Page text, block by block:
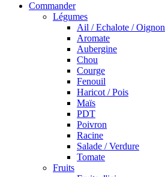
Commander
Légumes
Ail / Echalote / Oignon
Aromate
Aubergine
Chou
Courge
Fenouil
Haricot / Pois
Maïs
PDT
Poivron
Racine
Salade / Verdure
Tomate
Fruits